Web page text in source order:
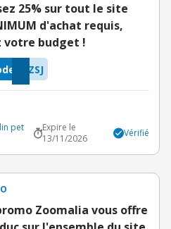
25% sur tout le site
d'achat requis,
votre budget !
ZSJ
pet
Expire le
13/11/2026
Vérifié
Zoomalia vous offre